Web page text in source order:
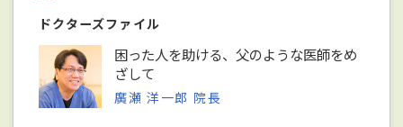
ドクターズファイル
困った人を助ける、父のような医師をめ
ざして
廣瀬 洋一郎 院長